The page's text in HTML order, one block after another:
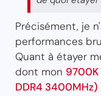
Précisément, je
performances
Quant à étayer
dont mon 9700K
DDR4 3400MHz)